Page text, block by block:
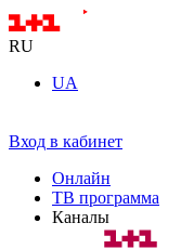
RU
UA
Вход в кабинет
Онлайн
ТВ программа
Каналы